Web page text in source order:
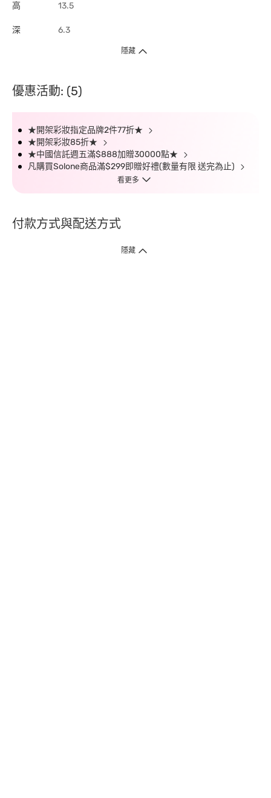
高 13.5
深 6.3
隱藏
優惠活動: (5)
★開架彩妝指定品牌2件77折★
★開架彩妝85折★
★中國信託週五滿$888加贈30000點★
凡購買Solone商品滿$299即贈好禮(數量有限 送完為止)
看更多
付款方式與配送方式
隱藏